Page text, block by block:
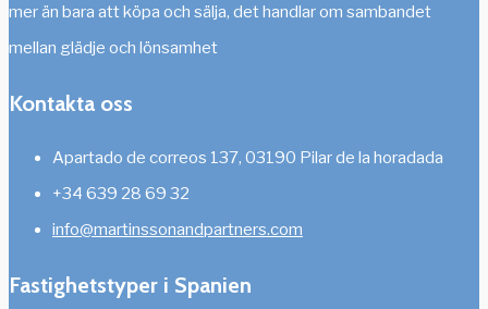
mer än bara att köpa och sälja, det handlar om sambandet
mellan glädje och lönsamhet
Kontakta oss
Apartado de correos 137, 03190 Pilar de la horadada
+34 639 28 69 32
info@martinssonandpartners.com
Fastighetstyper i Spanien